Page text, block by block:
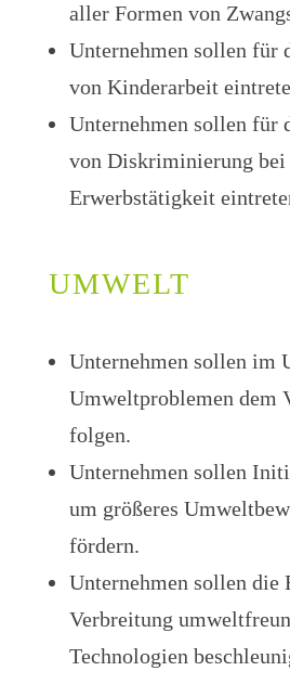
aller Formen von
Unternehmen sollen für
von Kinderarbeit
Unternehmen sollen für
von Diskriminierung bei
Erwerbstätigkeit
UMWELT
Unternehmen sollen im
Umweltproblemen dem
folgen.
Unternehmen sollen
um größeres
fördern.
Unternehmen sollen die
Verbreitung
Technologien